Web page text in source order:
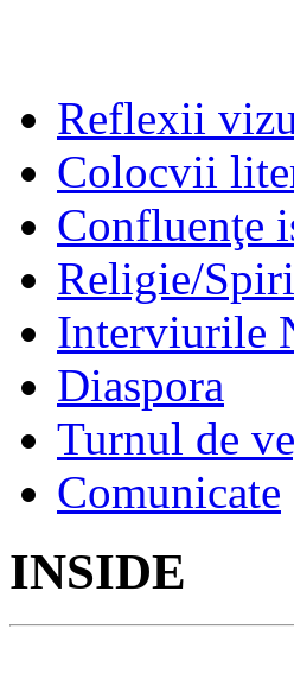
Reflexii
Colocvii
Confluenţe
Religie/
Interviurile
Diaspora
Turnul de
Comunicate
INSIDE